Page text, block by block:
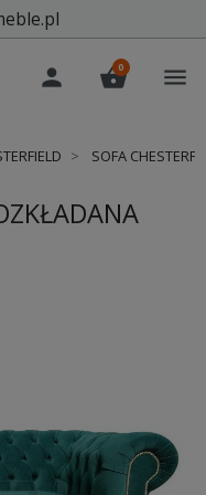
person shopping_basket
0 menu
SOFA